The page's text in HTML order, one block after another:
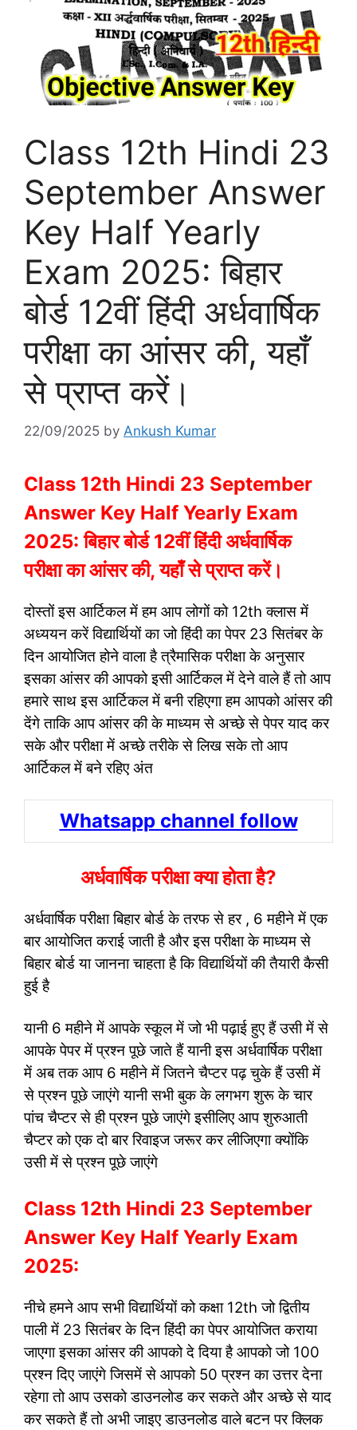
Class 12th Hindi 23
September Answer
Key Half Yearly
Exam 2025: बिहार
बोर्ड 12वीं हिंदी अर्धवार्षिक
परीक्षा का आंसर की, यहाँ
से प्राप्त करें।
22/09/2025 by Ankush Kumar
Class 12th Hindi 23 September
Answer Key Half Yearly Exam
2025: बिहार बोर्ड 12वीं हिंदी अर्धवार्षिक
परीक्षा का आंसर की, यहाँ से प्राप्त करें।
दोस्तों इस आर्टिकल में हम आप लोगों को 12th क्लास में
अध्ययन करें विद्यार्थियों का जो हिंदी का पेपर 23 सितंबर के
दिन आयोजित होने वाला है त्रैमासिक परीक्षा के अनुसार
इसका आंसर की आपको इसी आर्टिकल में देने वाले हैं तो आप
हमारे साथ इस आर्टिकल में बनी रहिएगा हम आपको आंसर की
देंगे ताकि आप आंसर की के माध्यम से अच्छे से पेपर याद कर
सके और परीक्षा में अच्छे तरीके से लिख सके तो आप
आर्टिकल में बने रहिए अंत
Whatsapp channel follow
अर्धवार्षिक परीक्षा क्या होता है?
अर्धवार्षिक परीक्षा बिहार बोर्ड के तरफ से हर , 6 महीने में एक
बार आयोजित कराई जाती है और इस परीक्षा के माध्यम से
बिहार बोर्ड या जानना चाहता है कि विद्यार्थियों की तैयारी कैसी
हुई है
यानी 6 महीने में आपके स्कूल में जो भी पढ़ाई हुए हैं उसी में से
आपके पेपर में प्रश्न पूछे जाते हैं यानी इस अर्धवार्षिक परीक्षा
में अब तक आप 6 महीने में जितने चैप्टर पढ़ चुके हैं उसी में
से प्रश्न पूछे जाएंगे यानी सभी बुक के लगभग शुरू के चार
पांच चैप्टर से ही प्रश्न पूछे जाएंगे इसीलिए आप शुरुआती
चैप्टर को एक दो बार रिवाइज जरूर कर लीजिएगा क्योंकि
उसी में से प्रश्न पूछे जाएंगे
Class 12th Hindi 23 September
Answer Key Half Yearly Exam
2025:
नीचे हमने आप सभी विद्यार्थियों को कक्षा 12th जो द्वितीय
पाली में 23 सितंबर के दिन हिंदी का पेपर आयोजित कराया
जाएगा इसका आंसर की आपको दे दिया है आपको जो 100
प्रश्न दिए जाएंगे जिसमें से आपको 50 प्रश्न का उत्तर देना
रहेगा तो आप उसको डाउनलोड कर सकते और अच्छे से याद
कर सकते हैं तो अभी जाइए डाउनलोड वाले बटन पर क्लिक